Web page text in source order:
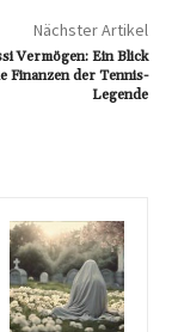
Nächster Artikel
Vermögen: Ein Blick
Finanzen der Tennis-
Legende